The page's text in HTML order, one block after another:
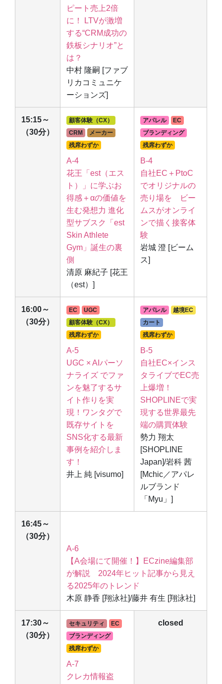
ピート売上2倍
に！ LTVが激増
する“CRM成功の
鉄板シナリオ”と
は？
中村 隆嗣 [ファブ
リカコミュニケ
ーションズ]
15:15～
（30分）
顧客体験（CX）
CRM
メーカー
残席わずか
A-4
花王「est（エス
ト）」に学ぶお
得感＋αの価値を
生む発想力 進化
型サブスク「est
Skin Athlete
Gym」誕生の裏
側
清原 麻紀子 [花王
（est）]
アパレル
EC
ブランディング
残席わずか
B-4
自社EC＋PtoC
でオリジナルの
売り場を ビー
ムスがオンライ
ンで描く接客体
験
岩城 澄 [ビーム
ス]
16:00～
（30分）
EC
UGC
顧客体験（CX）
残席わずか
A-5
UGC × AIパーソ
ナライズ でファ
ンを魅了するサ
イト作りを実
現！ワンタグで
既存サイトを
SNS化する最新
事例を紹介しま
す！
井上 純 [visumo]
アパレル
越境EC
カート
残席わずか
B-5
自社EC×インス
タライブでEC売
上爆増！
SHOPLINEで実
現する世界最先
端の購買体験
勢力 翔太
[SHOPLINE
Japan]/岩科 茜
[Mchic／アパレ
ルブランド
「Myu」]
16:45～
（30分）
A-6
【A会場にて開催！】ECzine編集部
が解説 2024年ヒット記事から見え
る2025年のトレンド
木原 静香 [翔泳社]/藤井 有生 [翔泳社]
17:30～
（30分）
セキュリティ
EC
ブランディング
残席わずか
A-7
クレカ情報盗
closed